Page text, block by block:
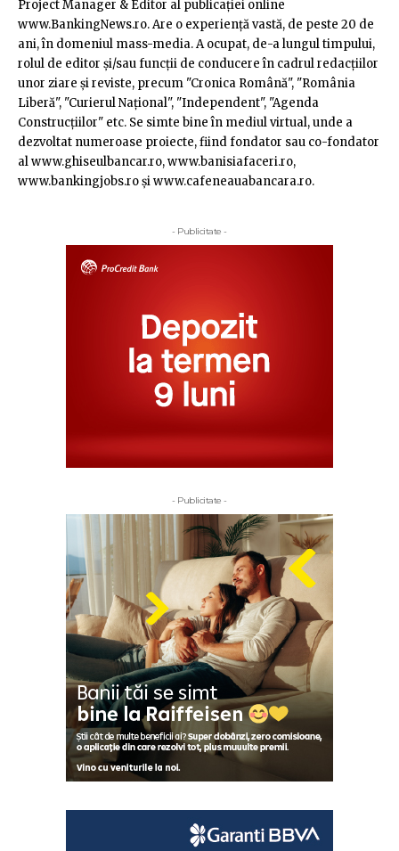
Project Manager & Editor al publicaţiei online
www.BankingNews.ro. Are o experienţă vastă, de peste 20 de
ani, în domeniul mass-media. A ocupat, de-a lungul timpului,
rolul de editor şi/sau funcţii de conducere în cadrul redacţiilor
unor ziare şi reviste, precum "Cronica Română", "România
Liberă", "Curierul Naţional", "Independent", "Agenda
Construcţiilor" etc. Se simte bine în mediul virtual, unde a
dezvoltat numeroase proiecte, fiind fondator sau co-fondator
al www.ghiseulbancar.ro, www.banisiafaceri.ro,
www.bankingjobs.ro şi www.cafeneauabancara.ro.
- Publicitate -
- Publicitate -